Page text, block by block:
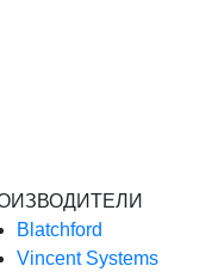
Blatchford
Vincent Systems